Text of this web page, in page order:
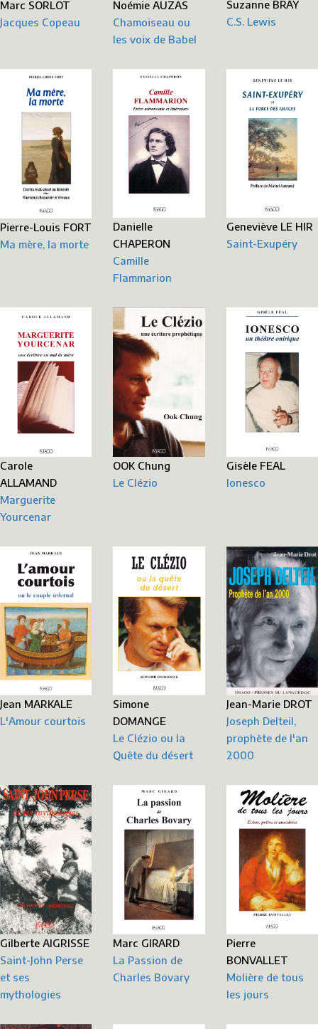
Marc SORLOT
Jacques Copeau
Noémie AUZAS
Chamoiseau ou
les voix de Babel
Suzanne BRAY
C.S. Lewis
Pierre-Louis FORT
Ma mère, la morte
Danielle
CHAPERON
Camille
Flammarion
Geneviève LE HIR
Saint-Exupéry
Carole
ALLAMAND
Marguerite
Yourcenar
OOK Chung
Le Clézio
Gisèle FEAL
Ionesco
Jean MARKALE
L'Amour courtois
Simone
DOMANGE
Le Clézio ou la
Quête du désert
Jean-Marie DROT
Joseph Delteil,
prophète de l'an
2000
Gilberte AIGRISSE
Saint-John Perse
et ses
mythologies
Marc GIRARD
La Passion de
Charles Bovary
Pierre
BONVALLET
Molière de tous
les jours